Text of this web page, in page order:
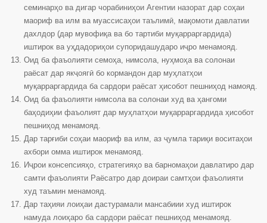
семинарҳо ва дигар чорабиниҳои Агентии назорат дар соҳаи
маориф ва илм ва муассисаҳои таълимӣ, мақомоти давлатии
дахлдор (дар мувофиқа ва бо тартиби муқарраргардида)
иштирок ва уҳдадориҳои супоридашударо иҷро менамояд.
Оид ба фаъолияти семоҳа, нимсола, нуҳмоҳа ва солонаи
раёсат дар якҷоягӣ бо кормандон дар муҳлатҳои
муқарраргардида ба сардори раёсат ҳисобот пешниҳод намояд.
Оид ба фаъолияти нимсола ва солонаи худ ва ҳангоми
баҳодиҳии фаъолият дар муҳлатҳои муқарраргардида ҳисобот
пешниҳод менамояд.
Дар тарғиби соҳаи маориф ва илм, аз ҷумла тариқи воситаҳои
ахбори омма иштирок менамояд.
Иҷрои консепсияҳо, стратегияҳо ва барномаҳои давлатиро дар
самти фаъолияти Раёсатро дар доираи самтҳои фаъолияти
худ таъмин менамояд.
Дар таҳияи лоиҳаи дастурамали мансабиии худ иштирок
намуда лоиҳаро ба сардори раёсат пешниҳод менамояд.